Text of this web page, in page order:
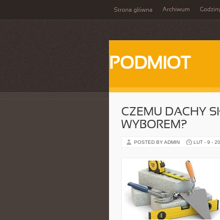
Strona główna Archiwum
PODMIOT
CZEMU DACHY
WYBOREM?
POSTED BY ADMIN LUT - 9 -